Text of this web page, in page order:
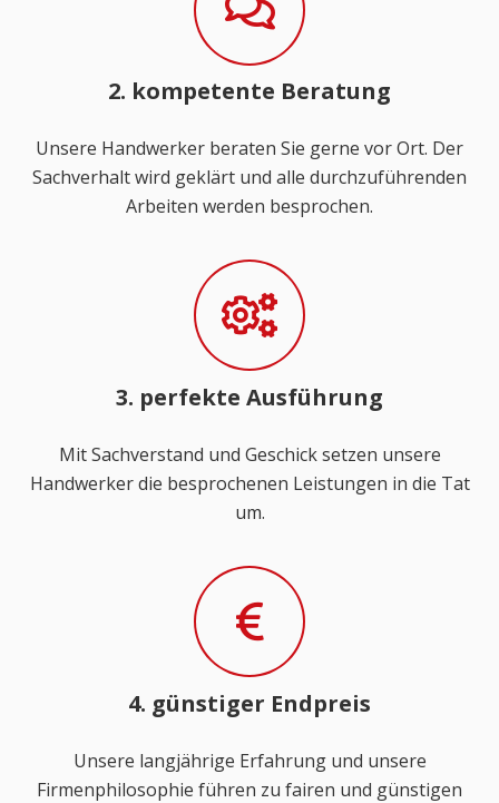
2. kompetente Beratung
Unsere Handwerker beraten Sie gerne vor Ort. Der
Sachverhalt wird geklärt und alle durchzuführenden
Arbeiten werden besprochen.
3. perfekte Ausführung
Mit Sachverstand und Geschick setzen unsere
Handwerker die besprochenen Leistungen in die Tat
um.
4. günstiger Endpreis
Unsere langjährige Erfahrung und unsere
Firmenphilosophie führen zu fairen und günstigen